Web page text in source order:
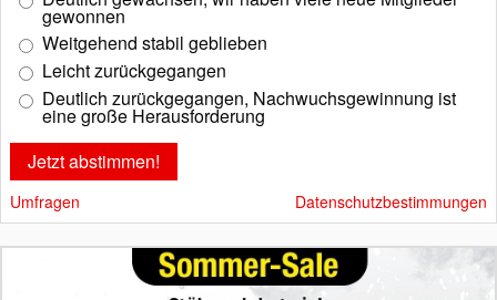
gewonnen
Weitgehend stabil geblieben
Leicht zurückgegangen
Deutlich zurückgegangen, Nachwuchsgewinnung ist
eine große Herausforderung
Umfragen Datenschutzbestimmungen